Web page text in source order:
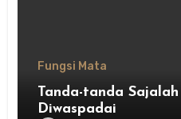
Fungsi Mata
Tanda-tanda
Diwaspadai